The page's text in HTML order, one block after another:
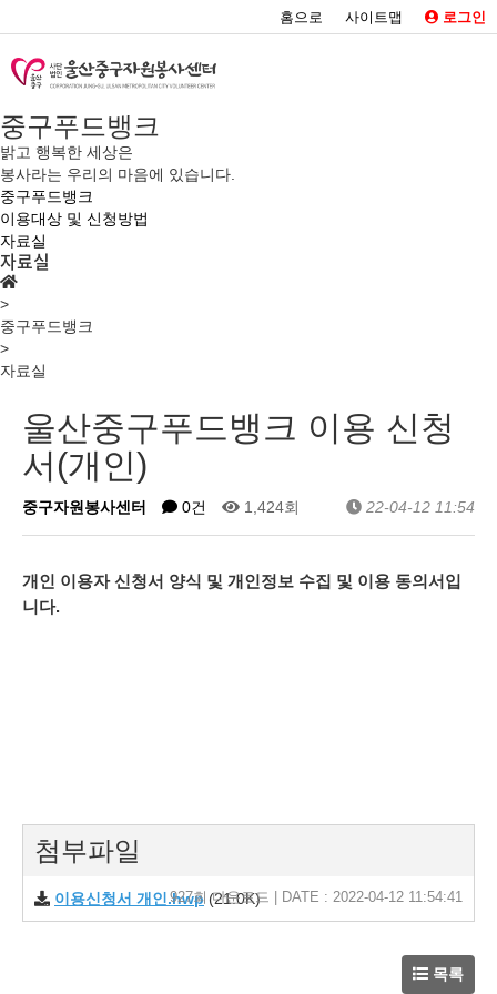
홈으로 사이트맵 로그인
중구푸드뱅크
밝고 행복한 세상은
봉사라는 우리의 마음에 있습니다.
중구푸드뱅크
이용대상 및 신청방법
자료실
자료실
>
중구푸드뱅크
>
자료실
울산중구푸드뱅크 이용 신청
서(개인)
중구자원봉사센터 0건 1,424회 22-04-12 11:54
개인 이용자 신청서 양식 및 개인정보 수집 및 이용 동의서 입
니다.
첨부파일
이용신청서 개인.hwp (21.0K)
927회 다운로드 | DATE : 2022-04-12 11:54:41
목록